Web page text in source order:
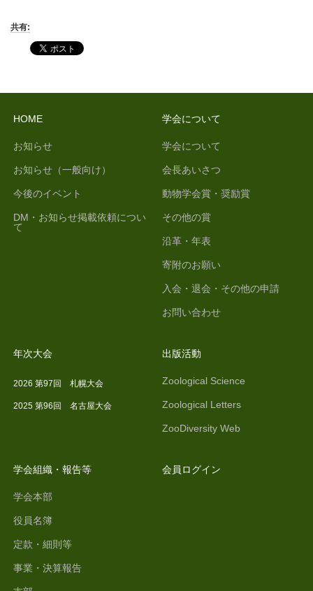
共有:
HOME
お知らせ
お知らせ（一般向け）
今後のイベント
DM・お知らせ掲載依頼につい
て
学会について
学会について
会長あいさつ
動物学会賞・奨励賞
その他の賞
沿革・年表
寄附のお願い
入会・退会・その他の申請
お問い合わせ
年次大会
2026 第97回 札幌大会
2025 第96回 名古屋大会
出版活動
Zoological Science
Zoological Letters
ZooDiversity Web
学会組織・報告等
学会本部
役員名簿
定款・細則等
事業・決算報告
会員ログイン